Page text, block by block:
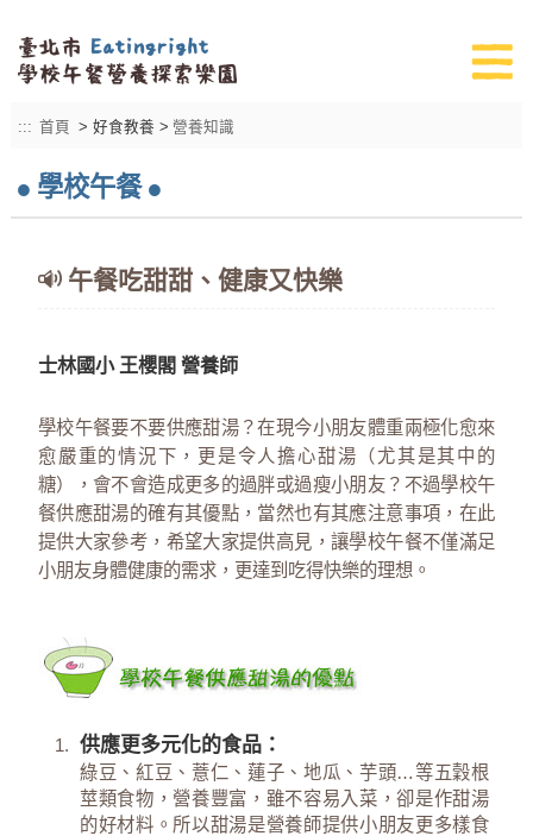
::: 首頁 > 好食教養 > 營養知識
學校午餐
午餐吃甜甜、健康又快樂
士林國小 王櫻閣 營養師
學校午餐要不要供應甜湯？在現今小朋友體重兩極化愈來
愈嚴重的情況下，更是令人擔心甜湯（尤其是其中的
糖），會不會造成更多的過胖或過瘦小朋友？不過學校午
餐供應甜湯的確有其優點，當然也有其應注意事項，在此
提供大家參考，希望大家提供高見，讓學校午餐不僅滿足
小朋友身體健康的需求，更達到吃得快樂的理想。
供應更多元化的食品：
綠豆、紅豆、薏仁、蓮子、地瓜、芋頭…等五穀根
莖類食物，營養豐富，雖不容易入菜，卻是作甜湯
的好材料。所以甜湯是營養師提供小朋友更多樣食